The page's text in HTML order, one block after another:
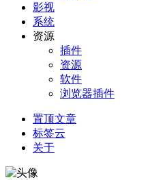
影视
系统
资源
插件
资源
软件
浏览器插件
置顶文章
标签云
关于